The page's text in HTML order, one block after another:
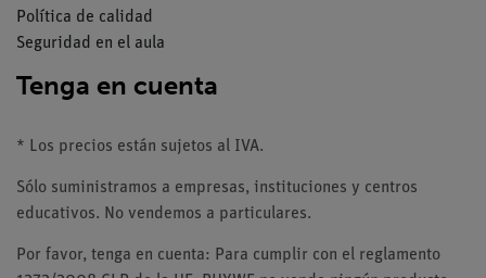
Política de calidad
Seguridad en el aula
Tenga en cuenta
* Los precios están sujetos al IVA.
Sólo suministramos a empresas, instituciones y centros
educativos. No vendemos a particulares.
Por favor, tenga en cuenta: Para cumplir con el reglamento